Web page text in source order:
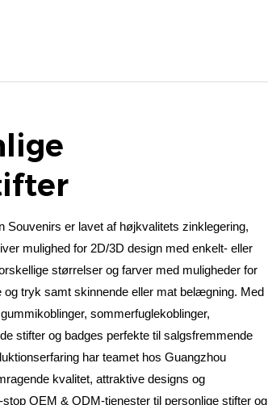
Souvenirs er lavet af højkvalitets zinklegering,
mulighed for 2D/3D design med enkelt- eller
størrelser og farver med muligheder for
tryk samt skinnende eller mat belægning. Med
sommerfuglekoblinger,
stifter og badges perfekte til salgsfremmende
har teamet hos Guangzhou
kvalitet, attraktive designs og
OEM & ODM-tjenester til personlige stifter og